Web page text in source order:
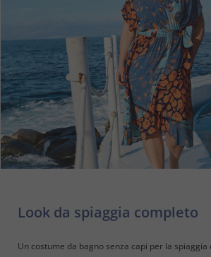
Look da spiaggia completo
Un costume da bagno senza capi per la